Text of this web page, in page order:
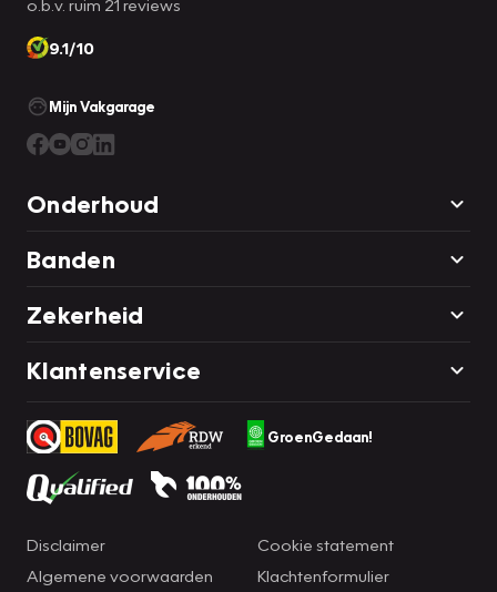
o.b.v. ruim 21 reviews
9.1/10
Mijn Vakgarage
Onderhoud
Banden
Zekerheid
Klantenservice
GroenGedaan!
Disclaimer
Algemene voorwaarden
Cookie statement
Klachtenformulier